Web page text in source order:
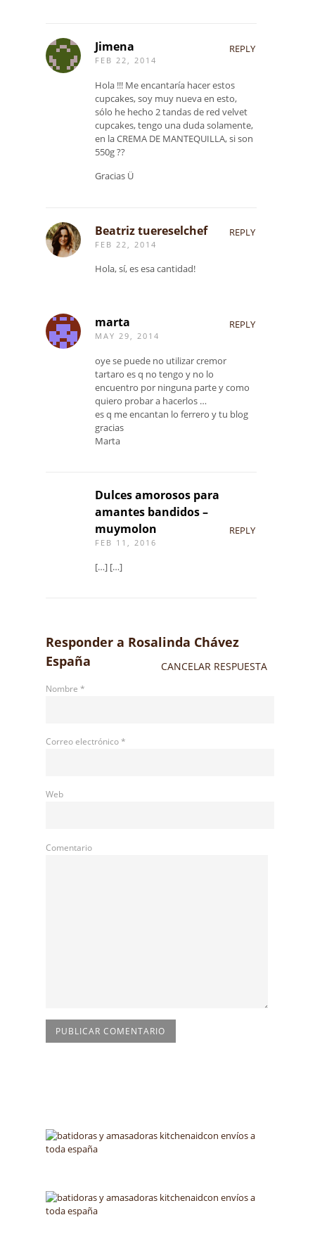
Jimena
FEB 22, 2014
REPLY
Hola !!! Me encantaría hacer estos
cupcakes, soy muy nueva en esto,
sólo he hecho 2 tandas de red velvet
cupcakes, tengo una duda solamente,
en la CREMA DE MANTEQUILLA, si son
550g ??
Gracias Ü
Beatriz tuereselchef
FEB 22, 2014
REPLY
Hola, sí, es esa cantidad!
marta
MAY 29, 2014
REPLY
oye se puede no utilizar cremor
tartaro es q no tengo y no lo
encuentro por ninguna parte y como
quiero probar a hacerlos …
es q me encantan lo ferrero y tu blog
gracias
Marta
Dulces amorosos para
amantes bandidos –
muymolon
FEB 11, 2016
REPLY
[…] […]
Responder a Rosalinda Chávez
España
CANCELAR RESPUESTA
Nombre *
Correo electrónico*
Web
Comentario